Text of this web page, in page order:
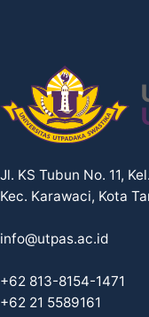
Jl. KS Tubun No. 11,
Kec. Karawaci, Kota
info@utpas.ac.id
+62 813-8154-1471
+62 21 5589161